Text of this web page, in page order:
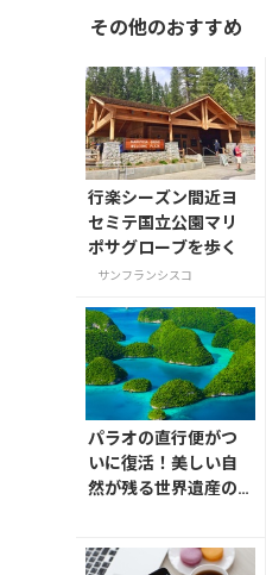
その他のおすすめ
行楽シーズン間近ヨ
セミテ国立公園マリ
ポサグローブを歩く
サンフランシスコ
パラオの直行便がつ
いに復活！美しい自
然が残る世界遺産の